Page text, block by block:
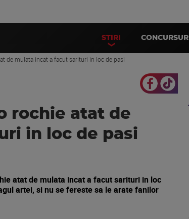
STIRI CONCURSURI
de mulata incat a facut sarituri in loc de pasi
rochie atat de
in loc de pasi
atat de mulata incat a facut sarituri in loc
artei, si nu se fereste sa le arate fanilor